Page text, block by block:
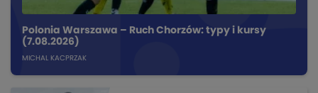
Polonia Warszawa – Ruch Chorzów: typy i kursy
(7.08.2026)
MICHAL KACPRZAK